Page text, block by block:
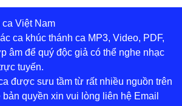
lời chưa.Cám ơn
,bai ca dang me.gia ân
lên đường
con bản PDF bài này ạ
Việt Nam
ca khúc thánh ca MP3, Video, PDF,
âm để quý độc giả có thể nghe nhạc
tuyến.
được sưu tầm từ rất nhiều nguồn trên
bản quyền xin vui lòng liên hệ Email